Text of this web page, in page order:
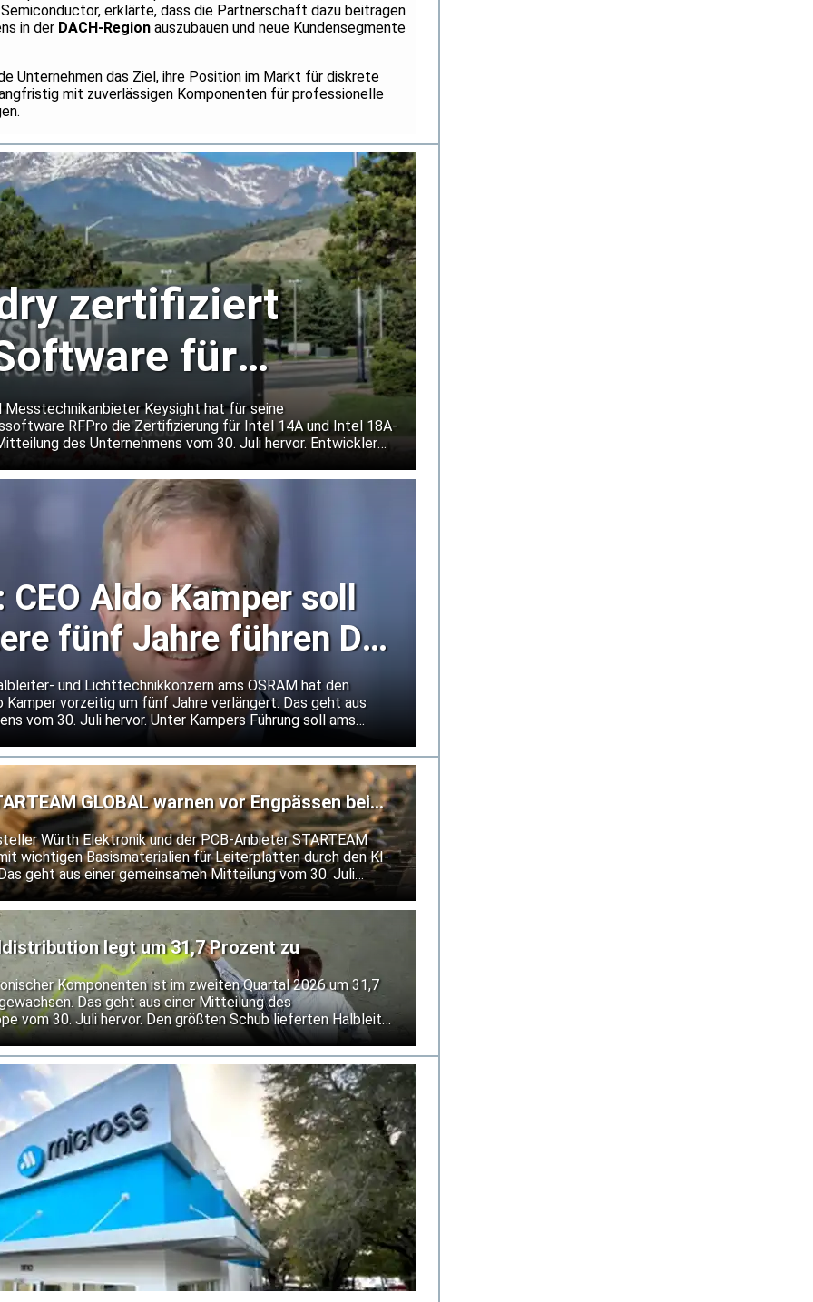
erklärte, dass die Partnerschaft dazu beitragen
in der DACH-Region auszubauen und neue Kundensegmente
Unternehmen das Ziel, ihre Position im Markt für diskrete
mit zuverlässigen Komponenten für professionelle
zertifiziert
für
14A und
Messtechnikanbieter Keysight hat für seine
RFPro die Zertifizierung für Intel 14A und Intel 18A-
des Unternehmens vom 30. Juli hervor. Entwickler
Fertigungsprozesse prüfen können. Keysight will so das
senken und den Einsatz neuer Prozessknoten
CEO Aldo Kamper soll
fünf Jahre führen Der
deutsche Halble
und Lichttechnikkonzern ams OSRAM hat den
vorzeitig um fünf Jahre verlängert. Das geht aus
vom 30. Juli hervor. Unter Kampers Führung soll ams
im optischen Kerngeschäft sowie mit Anwendungen für
wachsen.
GLOBAL warnen vor Engpässen bei
Würth Elektronik und der PCB-Anbieter STARTEAM
wichtigen Basismaterialien für Leiterplatten durch den KI-
geht aus einer gemeinsamen Mitteilung vom 30. Juli
Unternehmen zufolge drei- bis fünfmal so viele
Anwendungen und entsprechend mehr hochwertige
Produktionskapazitäten für die Industrie- und
legt um 31,7 Prozent zu
Komponenten ist im zweiten Quartal 2026 um 31,7
Das geht aus einer Mitteilung des
vom 30. Juli hervor. Den größten Schub lieferten Halbleiter,
kräftiges Wachstum auch durch Preissteigerungen
Verbindungs-, passiven und elektromechanischen
auf der Nachfrage aus Automatisierung, Energie und